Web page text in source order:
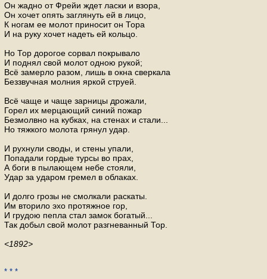
Он жадно от Фрейи ждет ласки и взора,
Он хочет опять заглянуть ей в лицо,
К ногам ее молот приносит он Тора
И на руку хочет надеть ей кольцо.
Но Тор дорогое сорвал покрывало
И поднял свой молот одною рукой;
Всё замерло разом, лишь в окна сверкала
Беззвучная молния яркой струей.
Всё чаще и чаще зарницы дрожали,
Горел их мерцающий синий пожар
Безмолвно на кубках, на стенах и стали...
Но тяжкого молота грянул удар.
И рухнули своды, и стены упали,
Попадали гордые турсы во прах,
А боги в пылающем небе стояли,
Удар за ударом гремел в облаках.
И долго грозы не смолкали раскаты.
Им вторило эхо протяжное гор,
И грудою пепла стал замок богатый...
Так добыл свой молот разгневанный Тор.
<1892>
* * *